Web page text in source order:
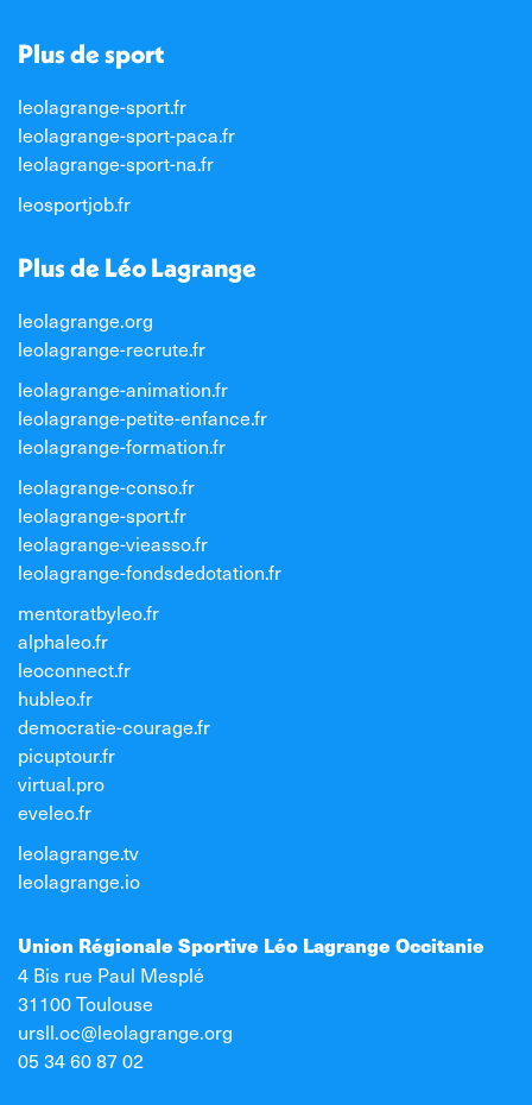
Plus de sport
leolagrange-sport.fr
leolagrange-sport-paca.fr
leolagrange-sport-na.fr
leosportjob.fr
Plus de Léo Lagrange
leolagrange.org
leolagrange-recrute.fr
leolagrange-animation.fr
leolagrange-petite-enfance.fr
leolagrange-formation.fr
leolagrange-conso.fr
leolagrange-sport.fr
leolagrange-vieasso.fr
leolagrange-fondsdedotation.fr
mentoratbyleo.fr
alphaleo.fr
leoconnect.fr
hubleo.fr
democratie-courage.fr
picuptour.fr
virtual.pro
eveleo.fr
leolagrange.tv
leolagrange.io
Union Régionale Sportive Léo Lagrange Occitanie
4 Bis rue Paul Mesplé
31100 Toulouse
ursll.oc@leolagrange.org
05 34 60 87 02